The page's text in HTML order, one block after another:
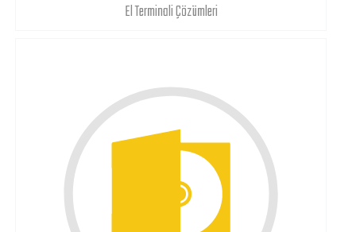
El Terminali Çözümleri